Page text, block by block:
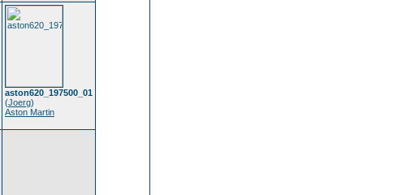
aston620_197500_01
(Joerg)
Aston Martin